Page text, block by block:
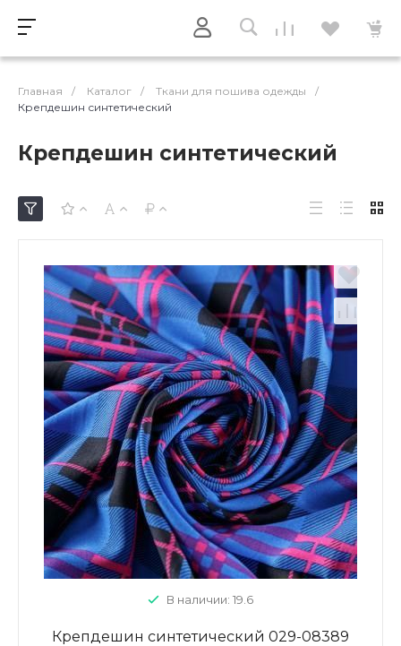
Главная / Каталог / Ткани для пошива одежды
/
Крепдешин синтетический
Крепдешин синтетический
В наличии: 19.6
Крепдешин синтетический 029-08389